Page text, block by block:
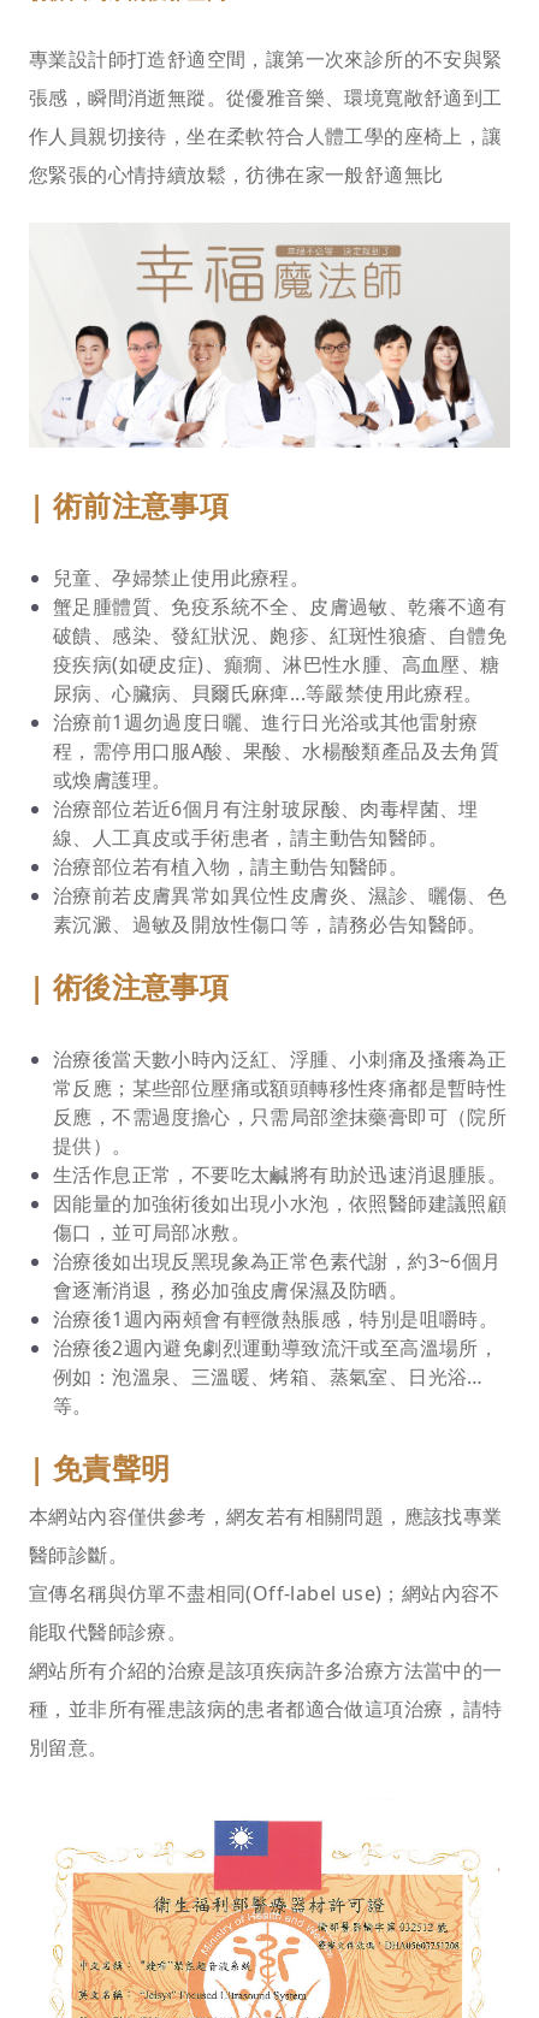
專業設計師打造舒適空間，讓第一次來診所的不安與緊
張感，瞬間消逝無蹤。從優雅音樂、環境寬敞舒適到工
作人員親切接待，坐在柔軟符合人體工學的座椅上，讓
您緊張的心情持續放鬆，彷彿在家一般舒適無比
| 術前注意事項
兒童、孕婦禁止使用此療程。
蟹足腫體質、免疫系統不全、皮膚過敏、乾癢不適有
破饋、感染、發紅狀況、皰疹、紅斑性狼瘡、自體免
疫疾病(如硬皮症)、癲癇、淋巴性水腫、高血壓、糖
尿病、心臟病、貝爾氏麻痺...等嚴禁使用此療程。
治療前1週勿過度日曬、進行日光浴或其他雷射療
程，需停用口服A酸、果酸、水楊酸類產品及去角質
或煥膚護理。
治療部位若近6個月有注射玻尿酸、肉毒桿菌、埋
線、人工真皮或手術患者，請主動告知醫師。
治療部位若有植入物，請主動告知醫師。
治療前若皮膚異常如異位性皮膚炎、濕診、曬傷、色
素沉澱、過敏及開放性傷口等，請務必告知醫師。
| 術後注意事項
治療後當天數小時內泛紅、浮腫、小刺痛及搔癢為正
常反應；某些部位壓痛或額頭轉移性疼痛都是暫時性
反應，不需過度擔心，只需局部塗抹藥膏即可（院所
提供）。
生活作息正常，不要吃太鹹將有助於迅速消退腫脹。
因能量的加強術後如出現小水泡，依照醫師建議照顧
傷口，並可局部冰敷。
治療後如出現反黑現象為正常色素代謝，約3~6個月
會逐漸消退，務必加強皮膚保濕及防晒。
治療後1週內兩頰會有輕微熱脹感，特別是咀嚼時。
治療後2週內避免劇烈運動導致流汗或至高溫場所，
例如：泡溫泉、三溫暖、烤箱、蒸氣室、日光浴…
等。
| 免責聲明
本網站內容僅供參考，網友若有相關問題，應該找專業
醫師診斷。
宣傳名稱與仿單不盡相同(Off-label use)；網站內容不
能取代醫師診療。
網站所有介紹的治療是該項疾病許多治療方法當中的一
種，並非所有罹患該病的患者都適合做這項治療，請特
別留意。